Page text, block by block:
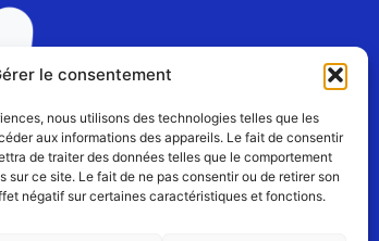
le consentement
nous utilisons des technologies telles que les
aux informations des appareils. Le fait de consentir
de traiter des données telles que le comportement
sur ce site. Le fait de ne pas consentir ou de retirer son
négatif sur certaines caractéristiques et fonctions.
Rejoignez-nous